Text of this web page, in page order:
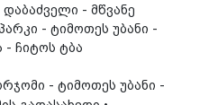
- მწვანე
- ტიმოთეს უბანი -
- ჩიტოს ტბა
- ტიმოთეს უბანი -